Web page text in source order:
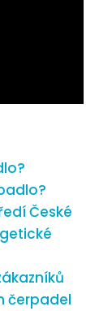
České
čerpadel